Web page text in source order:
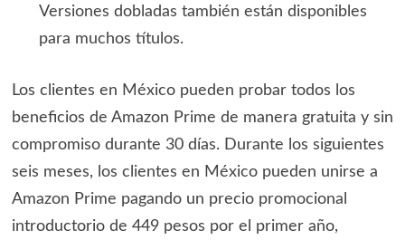
Versiones dobladas también están disponibles
para muchos títulos.
Los clientes en México pueden probar todos los
beneficios de Amazon Prime de manera gratuita y sin
compromiso durante 30 días. Durante los siguientes
seis meses, los clientes en México pueden unirse a
Amazon Prime pagando un precio promocional
introductorio de 449 pesos por el primer año,